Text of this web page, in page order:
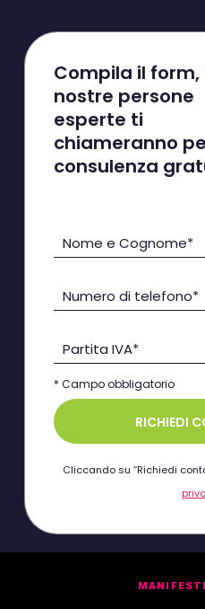
Compila il form,
nostre persone
esperte ti
chiameranno
consulenza
Nome e Cognome*
Numero di telefono*
Partita IVA*
* Campo obbligatorio
RICHIEDI
Cliccando su “Richiedi